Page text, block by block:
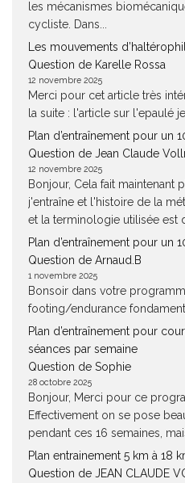
les mécanismes
cycliste. Dans...
Les mouvements
Question de Karelle Rossa
12 novembre 2025
Merci pour cet article très
la suite : l'article sur l'epaulé
Plan d’entraînement pour un
Question de Jean Claude
12 novembre 2025
Bonjour, Cela fait maintenant
j'entraîne et l'histoire de la
et la terminologie utilisée est
Plan d’entraînement pour un
Question de Arnaud.B
1 novembre 2025
Bonsoir dans votre
footing/endurance
Plan d’entraînement pour
séances par semaine
Question de Sophie
28 octobre 2025
Bonjour, Merci pour ce
Effectivement on se pose
pendant ces 16 semaines,
Plan entrainement 5 km à 18
Question de JEAN CLAUDE